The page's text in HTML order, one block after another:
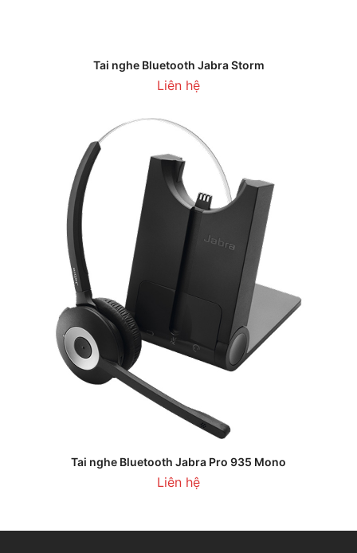
Tai nghe Bluetooth Jabra Storm
Liên hệ
Tai nghe Bluetooth Jabra Pro 935 Mono
Liên hệ